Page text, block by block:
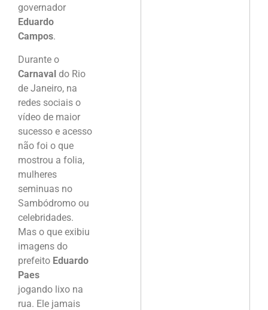
governador
Eduardo
Campos.
Durante o
Carnaval do Rio
de Janeiro, na
redes sociais o
vídeo de maior
sucesso e acesso
não foi o que
mostrou a folia,
mulheres
seminuas no
Sambódromo ou
celebridades.
Mas o que exibiu
imagens do
prefeito Eduardo
Paes
jogando lixo na
rua. Ele jamais